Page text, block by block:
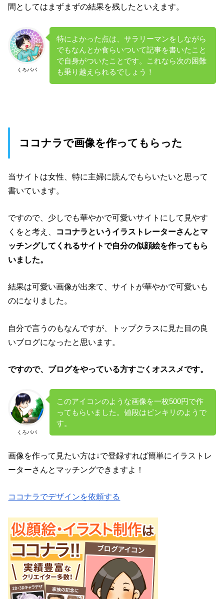
間としてはまずまずの結果を残したといえます。
くろパパ
特によかった点は、サラリーマンをしながら
でもなんとか食らいついて記事を書いたこと
で自身がついたことです。これなら次の困難
も乗り越えられるでしょう！
ココナラで画像を作ってもらった
当サイトは女性、特に主婦に読んでもらいたいと思って
書いています。
ですので、少しでも華やかで可愛いサイトにして見やす
くをと考え、 ココナラというイラストレーターさんとマ
ッチングしてくれるサイトで自分の似顔絵を作ってもら
いました。
結果は可愛い画像が出来て、サイトが華やかで可愛いも
のになりました。
自分で言うのもなんですが、トップクラスに見た目の良
いブログになったと思います。
ですので、ブログをやっている方すごくオススメです。
くろパパ
このアイコンのような画像を一枚500円で作
ってもらいました。値段はピンキリのようで
す。
画像を作って見たい方は↓で登録すれば簡単にイラストレ
ーターさんとマッチングできますよ！
ココナラでデザインを依頼する